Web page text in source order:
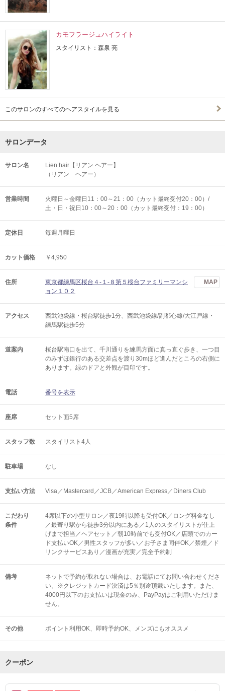
カモフラージュハイライト
スタイリスト：森泉 亮
このサロンのすべてのヘアスタイルを見る
サロンデータ
サロン名
Lien hair【リアン ヘアー】
（リアン ヘアー）
営業時間
火曜日～金曜日11：00～21：00（カット最終受付20：00）/
土・日・祝日10：00～20：00（カット最終受付：19：00）
定休日 毎週月曜日
カット価格 ￥4,950
住所
東京都練馬区桜台４‐１‐８第５桜台ファミリーマンシ
ョン１０２
MAP
アクセス
西武池袋線・桜台駅徒歩1分、西武池袋線/副都心線/大江戸線・
練馬駅徒歩5分
道案内
桜台駅南口を出て、千川通りを練馬方面に真っ直ぐ歩き、一つ目
のみずほ銀行のある交差点を渡り30mほど進んだところの右側に
あります。緑のドアと外観が目印です。
電話 番号を表示
座席 セット面5席
スタッフ数 スタイリスト4人
駐車場 なし
支払い方法 Visa／Mastercard／JCB／American Express／Diners Club
こだわり
条件
4席以下の小型サロン／夜19時以降も受付OK／ロング料金なし
／最寄り駅から徒歩3分以内にある／1人のスタイリストが仕上
げまで担当／ヘアセット／朝10時前でも受付OK／店頭でのカー
ド支払いOK／男性スタッフが多い／お子さま同伴OK／禁煙／ド
リンクサービスあり／漫画が充実／完全予約制
備考
ネットで予約が取れない場合は、お電話にてお問い合わせくださ
い。※クレジットカード決済は5％別途頂戴いたします。また、
4000円以下のお支払いは現金のみ、PayPayはご利用いただけま
せん。
その他 ポイント利用OK 即時予約OK メンズにもオススメ
クーポン